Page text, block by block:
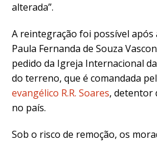
alterada”.
A reintegração foi possível após
Paula Fernanda de Souza
pedido da Igreja Internacional
do terreno, que é comandada
evangélico R.R. Soares, detentor
no país.
Sob o risco de remoção, os